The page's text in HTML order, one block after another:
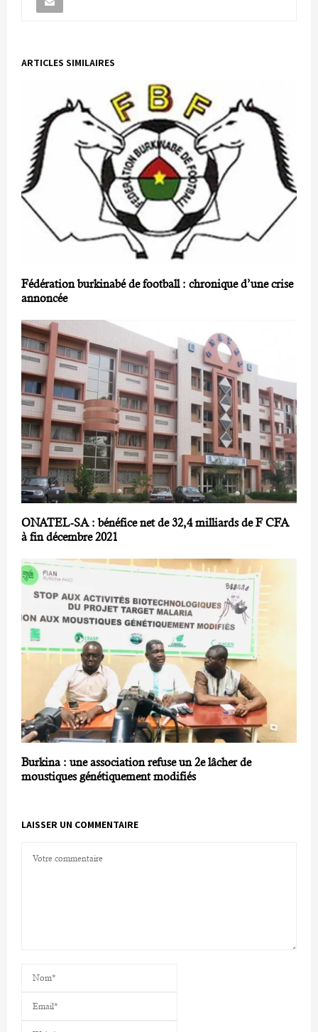
ARTICLES SIMILAIRES
Fédération burkinabé de football : chronique d’une crise
annoncée
ONATEL-SA : bénéfice net de 32,4 milliards de F CFA
à fin décembre 2021
Burkina : une association refuse un 2e lâcher de
moustiques génétiquement modifiés
LAISSER UN COMMENTAIRE